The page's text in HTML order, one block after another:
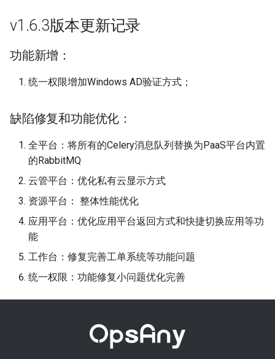
v1.6.3版本更新记录
功能新增：
统一权限增加Windows AD验证方式；
缺陷修复和功能优化：
全平台：将所有的Celery消息队列替换为PaaS平台内置
的RabbitMQ
云管平台：优化私有云显示方式
资源平台： 整体性能优化
应用平台：优化应用平台返回方式和快捷切换应用等功
能
工作台：修复完善工单系统等功能问题
统一权限：功能修复小问题优化完善